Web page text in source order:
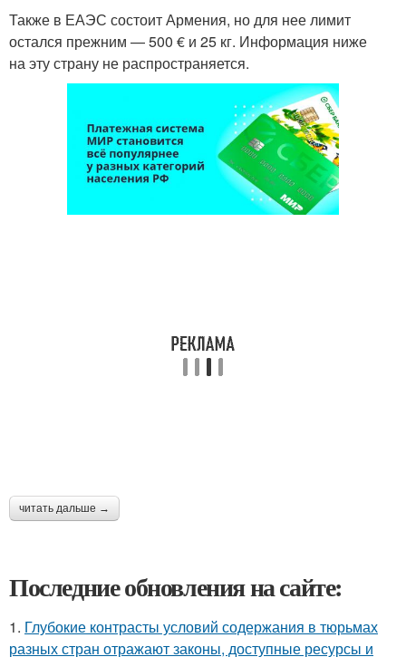
Также в ЕАЭС состоит Армения, но для нее лимит
остался прежним — 500 € и 25 кг. Информация ниже
на эту страну не распространяется.
читать дальше →
Последние обновления на сайте:
1. Глубокие контрасты условий содержания в тюрьмах
разных стран отражают законы, доступные ресурсы и